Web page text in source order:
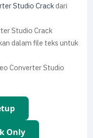
Studio Crackdari
Studio Crack
dalam file teks untuk
Converter Studio
Only